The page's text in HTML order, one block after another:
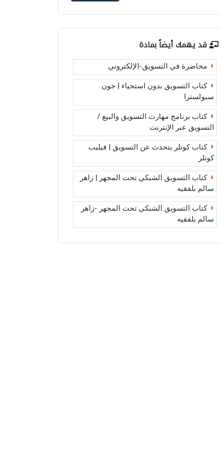
قد يهمك أيضاً بمادة
محاضرة في التسويق-الإلكتروني
كتاب التسويق بدون استحياء | جون
سبولسترا
كتاب برنامج مهارت التسويق والبيع /
التسويق عبر الإنترنت
كتاب كوتلر يتحدث عن التسويق | فيليب
كوتلر
كتاب التسويق الشبكي تحت المجهر | زاهر
سالم بلفقيه
كتاب التسويق الشبكي تحت المجهر -زاهر
سالم بلفقيه